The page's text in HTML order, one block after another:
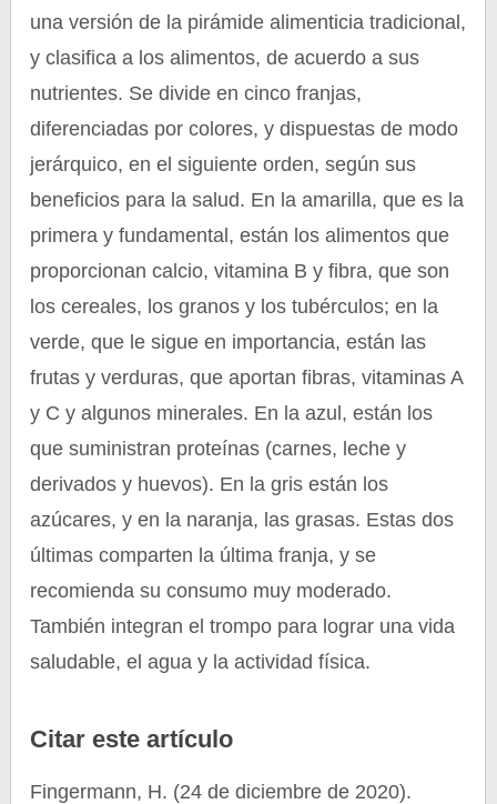
una versión de la pirámide alimenticia tradicional,
y clasifica a los alimentos, de acuerdo a sus
nutrientes. Se divide en cinco franjas,
diferenciadas por colores, y dispuestas de modo
jerárquico, en el siguiente orden, según sus
beneficios para la salud. En la amarilla, que es la
primera y fundamental, están los alimentos que
proporcionan calcio, vitamina B y fibra, que son
los cereales, los granos y los tubérculos; en la
verde, que le sigue en importancia, están las
frutas y verduras, que aportan fibras, vitaminas A
y C y algunos minerales. En la azul, están los
que suministran proteínas (carnes, leche y
derivados y huevos). En la gris están los
azúcares, y en la naranja, las grasas. Estas dos
últimas comparten la última franja, y se
recomienda su consumo muy moderado.
También integran el trompo para lograr una vida
saludable, el agua y la actividad física.
Citar este artículo
Fingermann, H. (24 de diciembre de 2020).